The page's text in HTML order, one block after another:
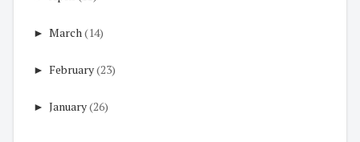
► March(14)
► February(23)
► January(26)